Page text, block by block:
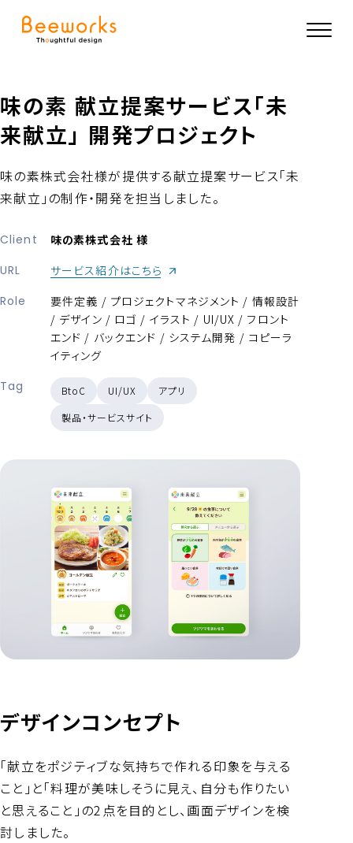
味の素 献立提案サービス「未
来献立」 開発プロジェクト
味の素株式会社様が提供する献立提案サービス「未
来献立」の制作・開発を担当しました。
Client
味の素株式会社 様
URL
サービス紹介はこちら （新しいウィンドウが開きます）
Role
要件定義 / プロジェクトマネジメント / 情報設計
/ デザイン / ロゴ / イラスト / UI/UX / フロント
エンド / バックエンド / システム開発 / コピーラ
イティング
Tag
BtoC UI/UX
アプリ
製品・サービスサイト
デザインコンセプト
「献立をポジティブな気持ちで作れる印象を与える
こと」と「料理が美味しそうに見え、自分も作りたい
と思えること」の2点を目的とし、画面デザインを検
討しました。